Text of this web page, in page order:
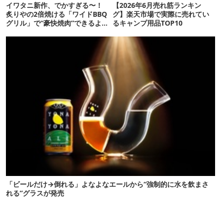
イワタニ新作、でかすぎる〜！
炙りやの2倍焼ける「ワイドBBQ
グリル」で“豪快焼肉”できるよ
【2026年6月売れ筋ランキン
グ】楽天市場で実際に売れてい
るキャンプ用品TOP10
「ビールだけ→倒れる」よなよなエールから“強制的に水を飲まさ
れる”グラスが発売